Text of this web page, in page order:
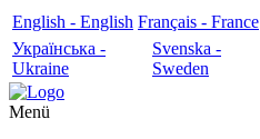
English - English Français - France
Українська -
Ukraine
Svenska -
Sweden
Menü